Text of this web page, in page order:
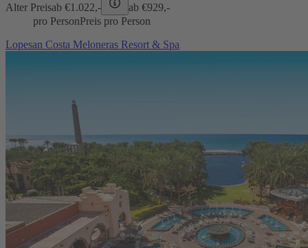
Alter Preisab €1.022,- ab €929,-
pro PersonPreis pro Person
Lopesan Costa Meloneras Resort & Spa